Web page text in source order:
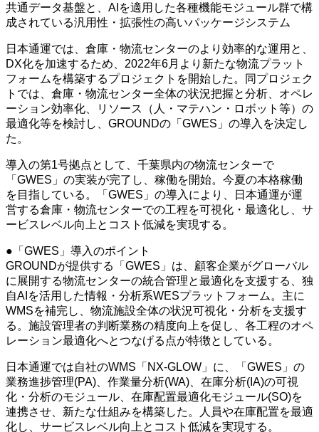
共通データ基盤と、AIを適用した各種機能モジュール群で構
成されている汎用性・拡張性の高いパッケージシステム
日本通運では、倉庫・物流センターのより効率的な運用と、
DX化を加速するため、2022年6月より新たな物流プラット
フォームを構築するプロジェクトを開始した。同プロジェク
トでは、倉庫・物流センター全体の状況把握と分析、オペレ
ーション効率化、リソース（人・マテハン・ロボット等）の
最適化等を検討し、GROUNDの「GWES」の導入を決定し
た。
導入の第1号拠点として、千葉県内の物流センターで
「GWES」の実装が完了し、稼働を開始。今夏の本格稼働
を目指している。「GWES」の導入により、日本通運が運
営する倉庫・物流センターでの工程を可視化・最適化し、サ
ービスレベル向上とコスト低減を実現する。
●「GWES」導入のポイント
GROUNDが提供する「GWES」は、顧客企業がグローバル
に展開する物流センターの統合管理と最適化を支援する、独
自AIを活用した情報・分析系WESプラットフォーム。主に
WMSを補完し、物流施設全体の状況可視化・分析を支援す
る。施設管理者の判断業務の精度向上を促し、各工程のオペ
レーション最適化へとつなげる点が特徴としている。
日本通運では自社のWMS「NX-GLOW」に、「GWES」の
業務進捗管理(PA)、作業量分析(WA)、在庫分析(IA)の可視
化・分析のモジュール、在庫配置最適化モジュール(SO)を
連携させ、新たな仕組みを構築した。人員や在庫配置を最適
化し、サービスレベル向上とコスト低減を実現する。